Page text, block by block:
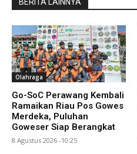
Olahraga
Go-SoC Perawang Kembali
Ramaikan Riau Pos Gowes
Merdeka, Puluhan
Goweser Siap Berangkat
8 Agustus 2026 -10:25